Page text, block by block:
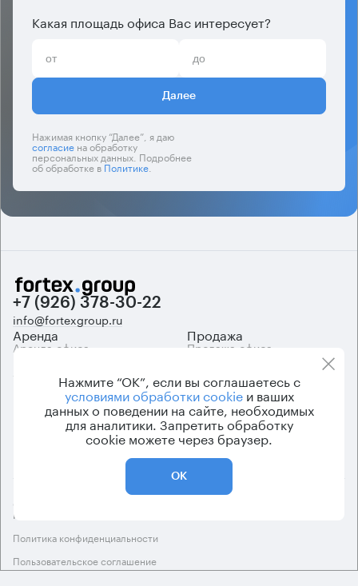
Какая площадь офиса Вас интересует?
Далее
Нажимая кнопку “Далее”, я даю
согласиена обработку
персональных данных. Подробнее
об обработке вПолитике.
+7 (926) 378-30-22
info@fortexgroup.ru
Аренда
Аренда офиса
Продажа
Продажа офиса
Продажа арендного бизнеса
помещений
Каталоги
Каталог бизнес-центров
Компания
О компании
Вакансии
Контакты
© 2026 Fortex.Group. ООО «АРЕНДА ОФИСА», ОГРН 1177746948686,
ИНН 7703433226
Политика конфиденциальности
Пользовательское соглашение
Нажмите “ОК”, если вы соглашаетесь с
условиями обработки cookieи ваших
данных о поведении на сайте, необходимых
для аналитики. Запретить обработку
cookie можете через браузер.
ОК